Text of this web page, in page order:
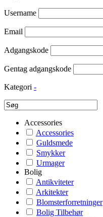
Username
Email
Adgangskode
Gentag adgangskode
Kategori -
Accessories
Accessories
Guldsmede
Smykker
Urmager
Bolig
Antikviteter
Arkitekter
Blomsterforretninger
Bolig Tilbehør